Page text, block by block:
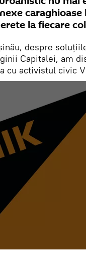
la fiecare
despre
Capitalei, am
cu activistul civic